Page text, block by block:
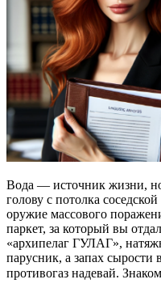
Вода — источник жизни,
голову с потолка
оружие массового
паркет, за который вы
«архипелаг ГУЛАГ»,
парусник, а запах сырости
противогаз надевай.